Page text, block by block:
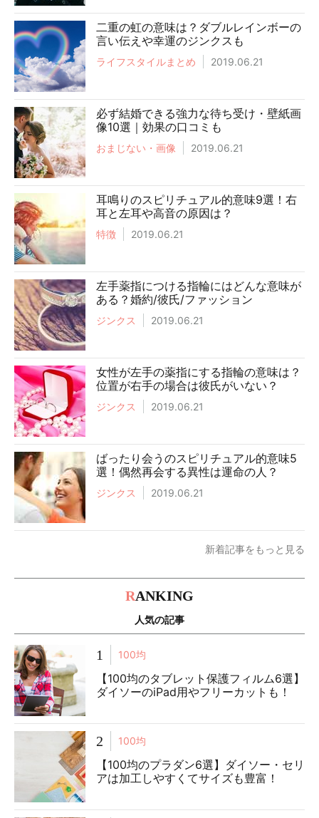
二重の虹の意味は？ダブルレインボーの
言い伝えや幸運のジンクスも
ライフスタイルまとめ 2019.06.21
必ず結婚できる強力な待ち受け・壁紙画
像10選｜効果の口コミも
おまじない・画像 2019.06.21
耳鳴りのスピリチュアル的意味9選！右
耳と左耳や高音の原因は？
特徴 2019.06.21
左手薬指につける指輪にはどんな意味が
ある？婚約/彼氏/ファッション
ジンクス 2019.06.21
女性が左手の薬指にする指輪の意味は？
位置が右手の場合は彼氏がいない？
ジンクス 2019.06.21
ばったり会うのスピリチュアル的意味5
選！偶然再会する異性は運命の人？
ジンクス 2019.06.21
新着記事をもっと見る
RANKING
人気の記事
1 100均
【100均のタブレット保護フィルム6選】
ダイソーのiPad用やフリーカットも！
2 100均
【100均のプラダン6選】ダイソー・セリ
アは加工しやすくてサイズも豊富！